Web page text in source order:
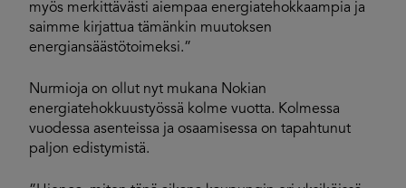
myös merkittävästi aiempaa energiatehokkaampia ja
saimme kirjattua tämänkin muutoksen
energiansäästötoimeksi.”
Nurmioja on ollut nyt mukana Nokian
energiatehokkuustyössä kolme vuotta. Kolmessa
vuodessa asenteissa ja osaamisessa on tapahtunut
paljon edistymistä.